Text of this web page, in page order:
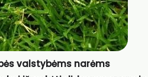
valstybėms narėms